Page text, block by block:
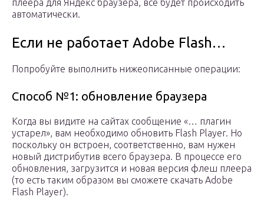
плеера для Яндекс браузера, все будет происходить
автоматически.
Если не работает Adobe Flash…
Попробуйте выполнить нижеописанные операции:
Способ №1: обновление браузера
Когда вы видите на сайтах сообщение «… плагин
устарел», вам необходимо обновить Flash Player. Но
поскольку он встроен, соответственно, вам нужен
новый дистрибутив всего браузера. В процессе его
обновления, загрузится и новая версия флеш плеера
(то есть таким образом вы сможете скачать Adobe
Flash Player).